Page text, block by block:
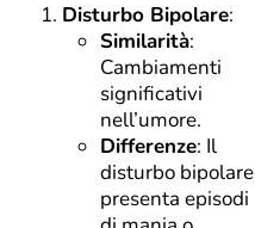
Disturbo Bipolare:
Similarità:
Cambiamenti
significativi
nell’umore.
Differenze: Il
disturbo bipolare
presenta episodi